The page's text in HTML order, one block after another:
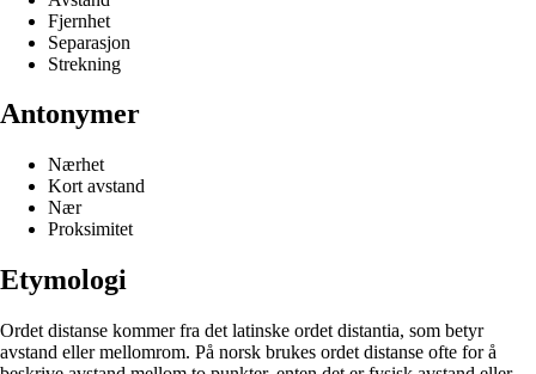
Fjernhet
Separasjon
Strekning
Antonymer
Nærhet
Kort avstand
Nær
Proksimitet
Etymologi
Ordet distanse kommer fra det latinske ordet distantia, som betyr
avstand eller mellomrom. På norsk brukes ordet distanse ofte for å